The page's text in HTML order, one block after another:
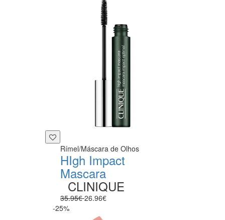
Rímel/Máscara de Olhos
HIgh Impact
Mascara
CLINIQUE
35.95€26.96€
-25%